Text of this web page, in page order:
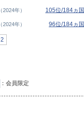
（2024年） 105位/184ヵ国
（2024年） 96位/184ヵ国
2
：会員限定